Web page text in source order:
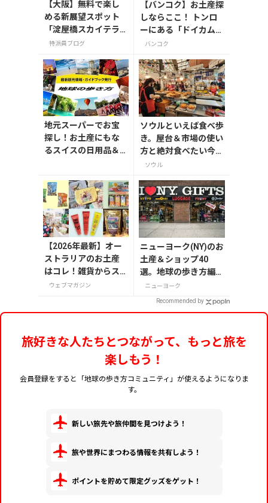
【大阪】無料で楽し
める新展望スポット
「淀屋橋スカイテラ
ス」と30階アフタヌ
特派員ブログ
【バンコク】お土産探
しならここ！ トンロ
ーにある「ドイカム」
の専門店へ
バンコク
地元スーパーでお宝
探し！お土産にもな
るスイスの日用品＆
ソウルといえば食べ歩
き。屋台＆市場の使い
方と絶対食べたい今ど
きB級グルメ
ソウル
【2026年最新】オー
ストラリアのお土産
はコレ！雑貨からス
ーパーでも買えるグ
ウェブマガジン
ニューヨーク(NY)のお
土産＆ショップ40
選。地球の歩き方編集
者セレクト！
ニューヨーク
Recommended by
旅好きな人たちとつながって、もっと旅を
楽しもう！
会員登録をすると「地球の歩き方コミュニティ」が使えるようになりま
す。
新しい旅先や旅仲間を見つけよう！
旅や世界にまつわる情報を共有しよう！
ポイントを貯めて限定グッズをゲット！